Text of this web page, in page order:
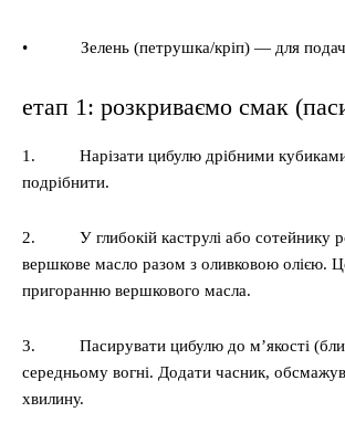
• Зелень (петрушка/кріп) — для
етап 1: розкриваємо смак
1. Нарізати цибулю дрібними
подрібнити.
2. У глибокій каструлі або сотейнику
вершкове масло разом з оливковою олією.
пригоранню вершкового масла.
3. Пасирувати цибулю до м’якості
середньому вогні. Додати часник,
хвилину.